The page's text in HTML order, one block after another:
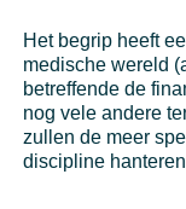
Het begrip heeft
medische wereld
betreffende de
nog vele andere
zullen de meer
discipline